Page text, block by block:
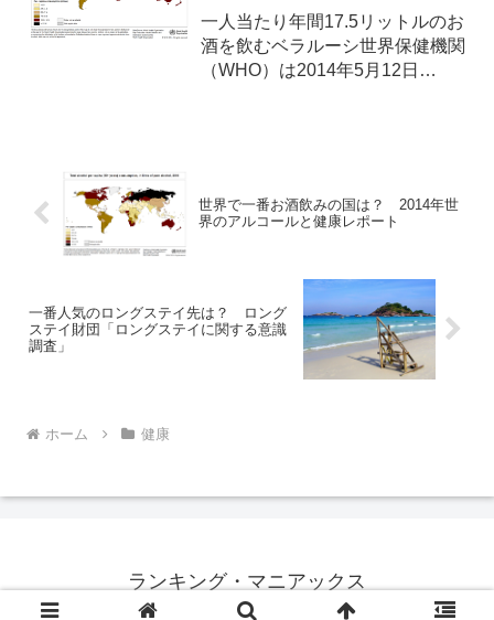
一人当たり年間17.5リットルのお
酒を飲むベラルーシ世界保健機関
（WHO）は2014年5月12日
世界で一番お酒飲みの国は？ 2014年世
界のアルコールと健康レポート
一番人気のロングステイ先は？ ロング
ステイ財団「ロングステイに関する意識
調査」
ホーム 健康
ランキング・マニアックス
© 2012 ランキング・マニアックス.